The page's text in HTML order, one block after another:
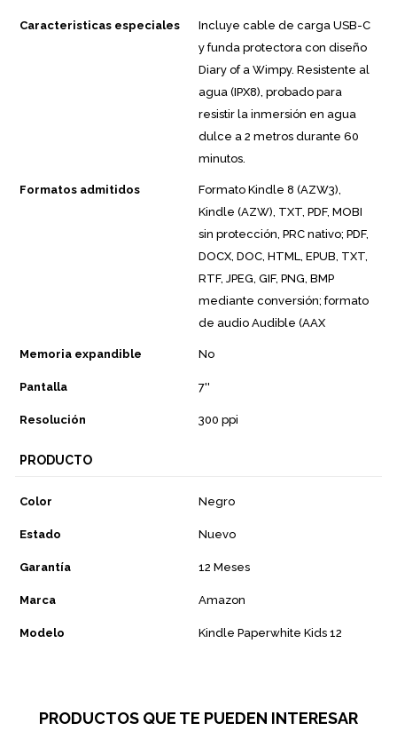
Caracteristicas especiales
Incluye cable de carga USB-C
y funda protectora con diseño
Diary of a Wimpy. Resistente al
agua (IPX8), probado para
resistir la inmersión en agua
dulce a 2 metros durante 60
minutos.
Formatos admitidos
Formato Kindle 8 (AZW3),
Kindle (AZW), TXT, PDF, MOBI
sin protección, PRC nativo; PDF,
DOCX, DOC, HTML, EPUB, TXT,
RTF, JPEG, GIF, PNG, BMP
mediante conversión; formato
de audio Audible (AAX
Memoria expandible No
Pantalla 7''
Resolución 300 ppi
PRODUCTO
Color Negro
Estado Nuevo
Garantía 12 Meses
Marca Amazon
Modelo Kindle Paperwhite Kids 12
PRODUCTOS QUE TE PUEDEN INTERESAR